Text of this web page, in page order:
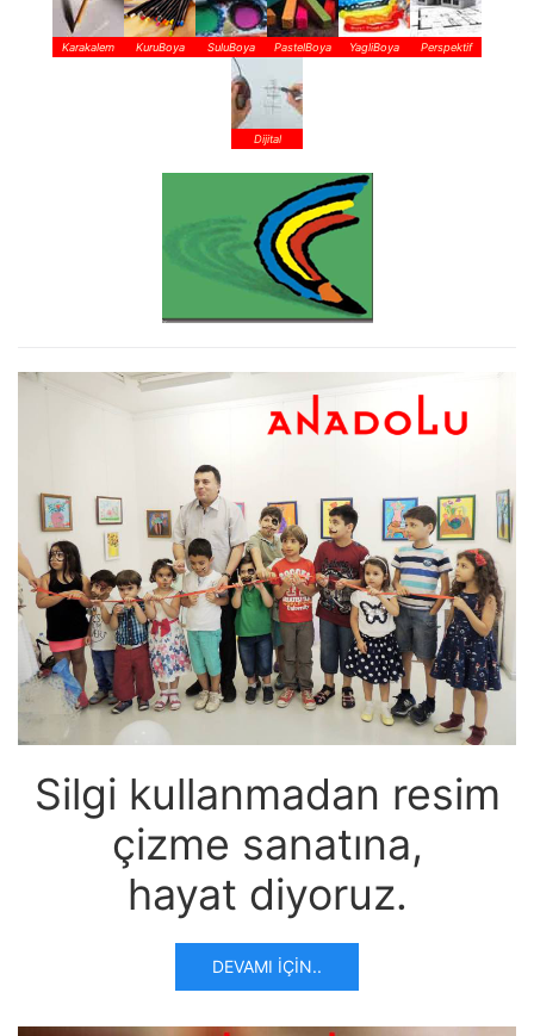
Karakalem KuruBoya SuluBoya PastelBoya YagliBoya Perspektif
Dijital
Silgi kullanmadan resim
çizme sanatına,
hayat diyoruz.
DEVAMI İÇIN..